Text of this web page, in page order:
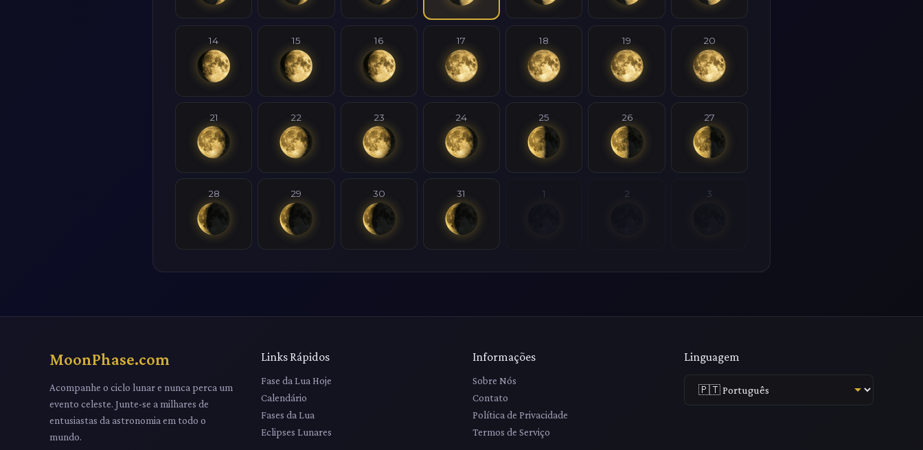
14 15 16 17 18 19 20
21 22 23 24 25 26 27
28 29 30 31 1 2 3
MoonPhase.com
Acompanhe o ciclo lunar e nunca perca um
evento celeste. Junte-se a milhares de
entusiastas da astronomia em todo o
mundo.
Links Rápidos
Fase da Lua Hoje
Calendário
Fases da Lua
Eclipses Lunares
Informações
Sobre Nós
Contato
Política de Privacidade
Termos de Serviço
Linguagem